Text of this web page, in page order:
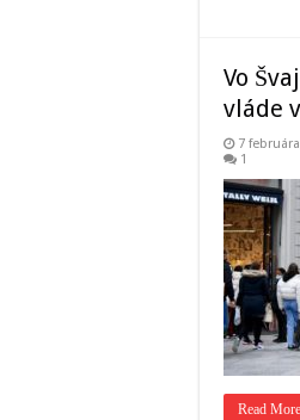
Vo
vláde
7
1
Read